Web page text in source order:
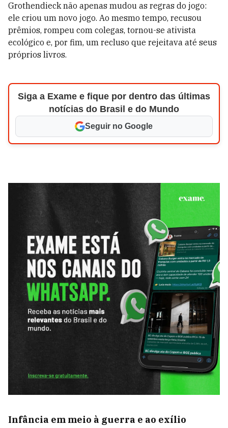
Grothendieck não apenas mudou as regras do jogo:
ele criou um novo jogo. Ao mesmo tempo, recusou
prêmios, rompeu com colegas, tornou-se ativista
ecológico e, por fim, um recluso que rejeitava até seus
próprios livros.
Siga a Exame e fique por dentro das últimas
notícias do Brasil e do Mundo
Seguir no Google
Infância em meio à guerra e ao exílio